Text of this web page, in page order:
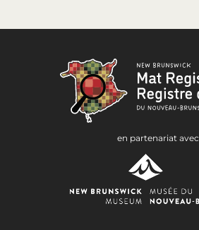
en partenariat avec